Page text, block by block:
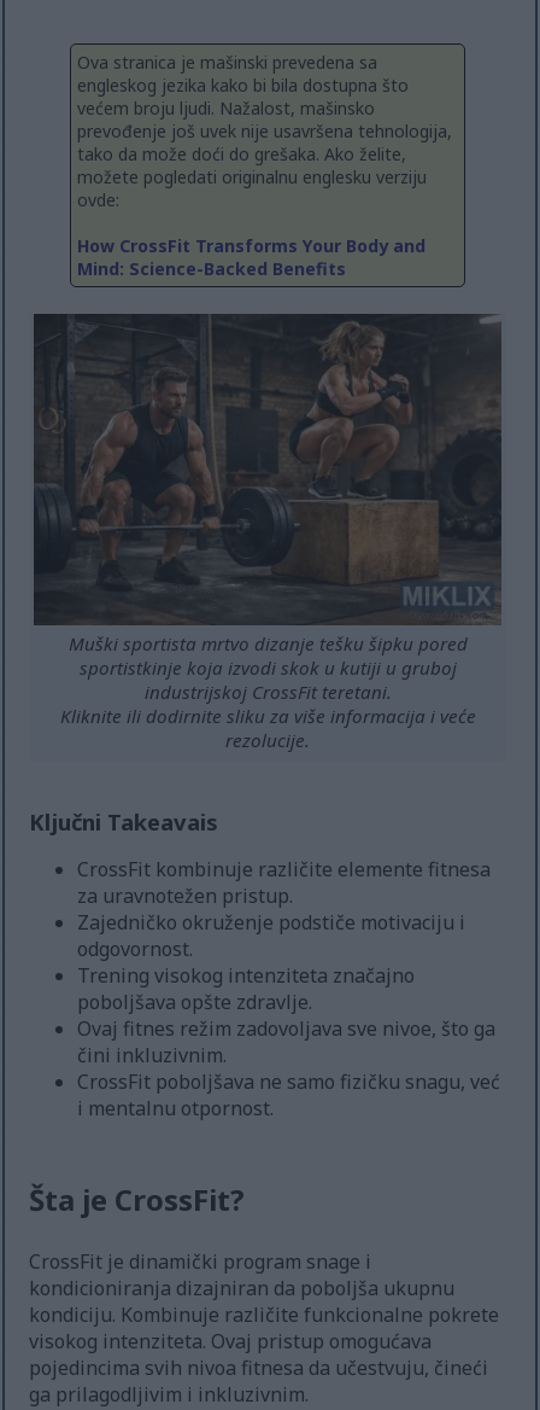
Ova stranica je mašinski prevedena sa
engleskog jezika kako bi bila dostupna što
većem broju ljudi. Nažalost, mašinsko
prevođenje još uvek nije usavršena tehnologija,
tako da može doći do grešaka. Ako želite,
možete pogledati originalnu englesku verziju
ovde:
How CrossFit Transforms Your Body and
Mind: Science-Backed Benefits
Muški sportista mrtvo dizanje tešku šipku pored
sportistkinje koja izvodi skok u kutiji u gruboj
industrijskoj CrossFit teretani.
Kliknite ili dodirnite sliku za više informacija i veće
rezolucije.
Ključni Takeavais
CrossFit kombinuje različite elemente fitnesa
za uravnotežen pristup.
Zajedničko okruženje podstiče motivaciju i
odgovornost.
Trening visokog intenziteta značajno
poboljšava opšte zdravlje.
Ovaj fitnes režim zadovoljava sve nivoe, što ga
čini inkluzivnim.
CrossFit poboljšava ne samo fizičku snagu, već
i mentalnu otpornost.
Šta je CrossFit?
CrossFit je dinamički program snage i
kondicioniranja dizajniran da poboljša ukupnu
kondiciju. Kombinuje različite funkcionalne pokrete
visokog intenziteta. Ovaj pristup omogućava
pojedincima svih nivoa fitnesa da učestvuju, čineći
ga prilagodljivim i inkluzivnim.